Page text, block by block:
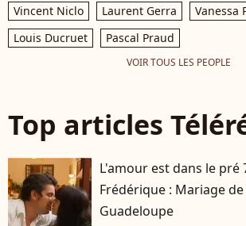
Vincent Niclo
Laurent Gerra
Vanessa
Louis Ducruet
Pascal Praud
VOIR TOUS LES PEOPLE
Top articles
L'amour est dans le pré
Frédérique : Mariage
Guadeloupe